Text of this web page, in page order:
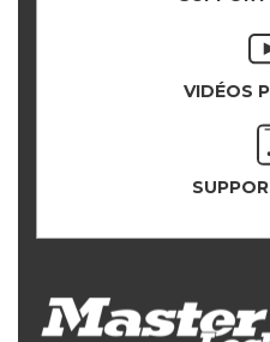
VIDÉOS